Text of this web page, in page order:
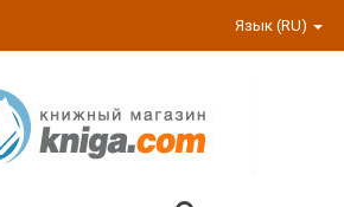
Язык (RU)